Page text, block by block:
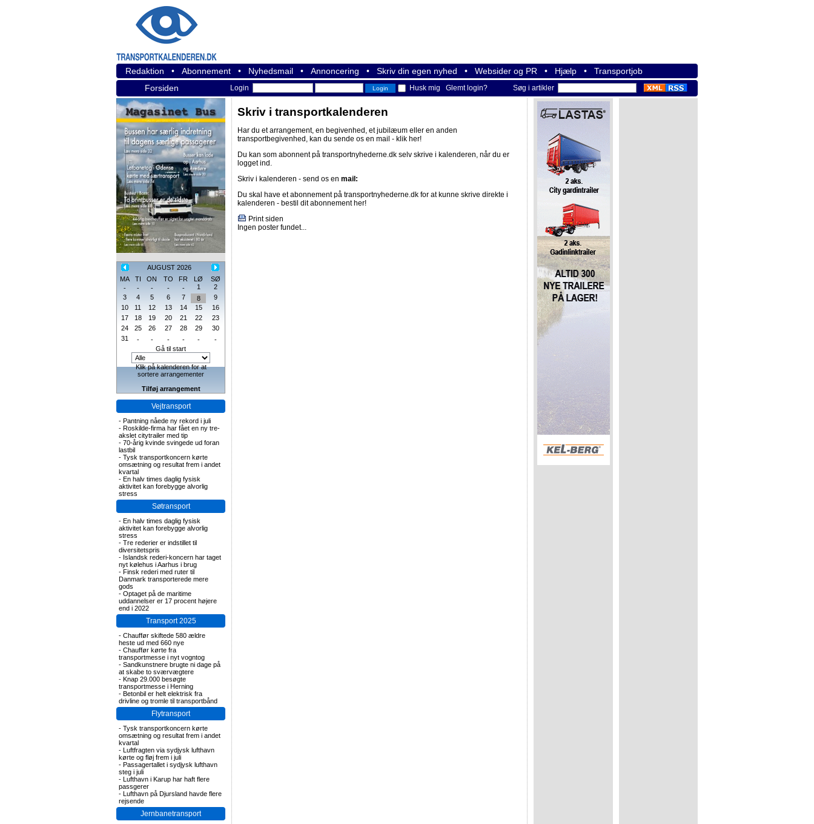
Redaktion • Abonnement • Nyhedsmail • Annoncering • Skriv din egen nyhed • Websider og PR • Hjælp • Transportjob
Forsiden
Login Husk mig Glemt login? Søg i artikler
AUGUST 2026
MA
TI ON TO FR LØ
SØ
-
- - - - 1
2
3
4 5 6 7 8
9
10
11 12 13 14 15
16
17
18 19 20 21 22
23
24
25 26 27 28 29
30
31
- - - - -
-
Gå til start
Klik på kalenderen for at
sortere arrangementer
Tilføj arrangement
Vejtransport
- Pantning nåede ny rekord i juli
- Roskilde-firma har fået en ny tre-
akslet citytrailer med tip
- 70-årig kvinde svingede ud foran
lastbil
- Tysk transportkoncern kørte
omsætning og resultat frem i andet
kvartal
- En halv times daglig fysisk
aktivitet kan forebygge alvorlig
stress
Søtransport
- En halv times daglig fysisk
aktivitet kan forebygge alvorlig
stress
- Tre rederier er indstillet til
diversitetspris
- Islandsk rederi-koncern har taget
nyt kølehus i Aarhus i brug
- Finsk rederi med ruter til
Danmark transporterede mere
gods
- Optaget på de maritime
uddannelser er 17 procent højere
end i 2022
Transport 2025
- Chauffør skiftede 580 ældre
heste ud med 660 nye
- Chauffør kørte fra
transportmesse i nyt vogntog
- Sandkunstnere brugte ni dage på
at skabe to sværvægtere
- Knap 29.000 besøgte
transportmesse i Herning
- Betonbil er helt elektrisk fra
drivline og tromle til transportbånd
Flytransport
- Tysk transportkoncern kørte
omsætning og resultat frem i andet
kvartal
- Luftfragten via sydjysk lufthavn
kørte og fløj frem i juli
- Passagertallet i sydjysk lufthavn
steg i juli
- Lufthavn i Karup har haft flere
passgerer
- Lufthavn på Djursland havde flere
rejsende
Jernbanetransport
Skriv i transportkalenderen
Har du et arrangement, en begivenhed, et jubilæum eller en anden
transportbegivenhed, kan du sende os en mail - klik her!
Du kan som abonnent på transportnyhederne.dk selv skrive i kalenderen, når du er
logget ind.
Skriv i kalenderen - send os en mail:
Du skal have et abonnement på transportnyhederne.dk for at kunne skrive direkte i
kalenderen - bestil dit abonnement her!
Print siden
Ingen poster fundet...